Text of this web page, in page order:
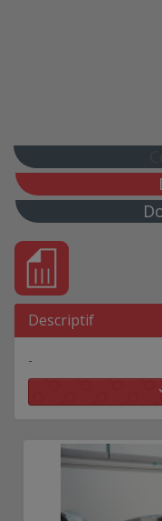
Descriptif
-